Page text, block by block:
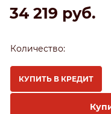
34 219 руб.
Количество:
КУПИТЬ В КРЕДИТ